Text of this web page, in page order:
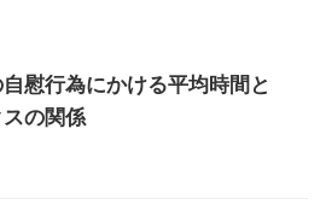
慰行為にかける平均時間と
の関係